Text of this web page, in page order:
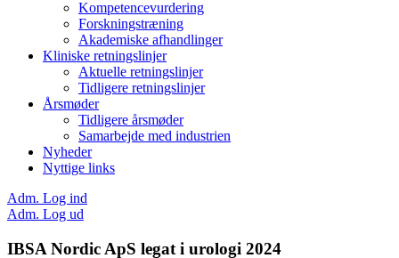
Kompetencevurdering
Forskningstræning
Akademiske afhandlinger
Kliniske retningslinjer
Aktuelle retningslinjer
Tidligere retningslinjer
Årsmøder
Tidligere årsmøder
Samarbejde med industrien
Nyheder
Nyttige links
Adm. Log ind
Adm. Log ud
IBSA Nordic ApS legat i urologi 2024